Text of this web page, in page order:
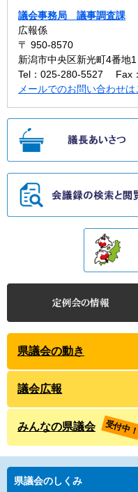
議会事務局 議事調査課
広報係
〒 950-8570
新潟市中央区新光町4番地1
Tel：025-280-5527
Fax
メールでのお問い合わせは
県議会の動き
議会広報
みんなの県議会 受付中
県議会のしくみ